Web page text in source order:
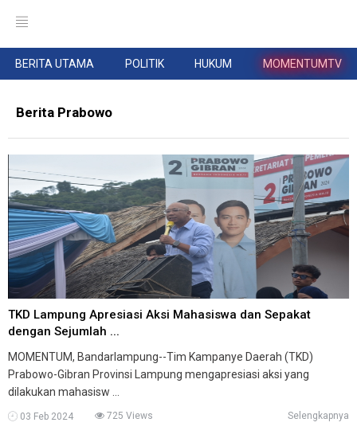
BERITA UTAMA POLITIK HUKUM MOMENTUMTV
Berita Prabowo
TKD Lampung Apresiasi Aksi Mahasiswa dan Sepakat
dengan Sejumlah ...
MOMENTUM, Bandarlampung--Tim Kampanye Daerah (TKD)
Prabowo-Gibran Provinsi Lampung mengapresiasi aksi yang
dilakukan mahasisw ...
03 Feb 2024 725 Views Selengkapnya